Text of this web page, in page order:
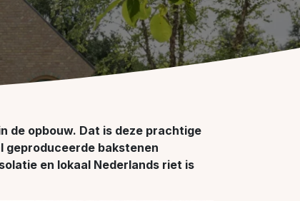
de opbouw. Dat is deze prachtige
geproduceerde bakstenen
en lokaal Nederlands riet is